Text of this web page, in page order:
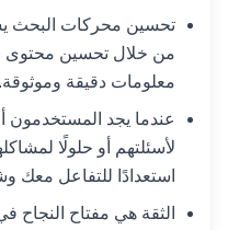
تحسين محركات البحث
من خلال تحسين محتوى
معلومات دقيقة وموثوقة.
عندما يجد المستخدمون
لأسئلتهم أو حلولًا
استعدادًا للتفاعل معك
الثقة هي مفتاح النجاح